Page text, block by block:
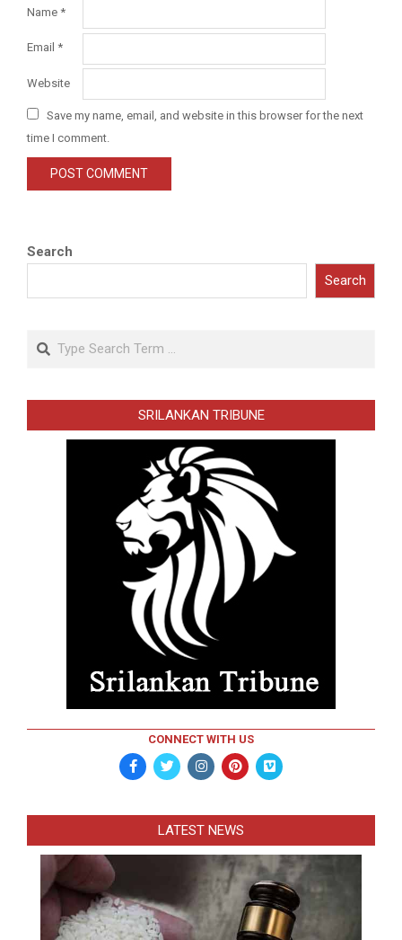
Name *
Email *
Website
Save my name, email, and website in this browser for the next
time I comment.
Search
Search
Search
SRILANKAN TRIBUNE
CONNECT WITH US
LATEST NEWS